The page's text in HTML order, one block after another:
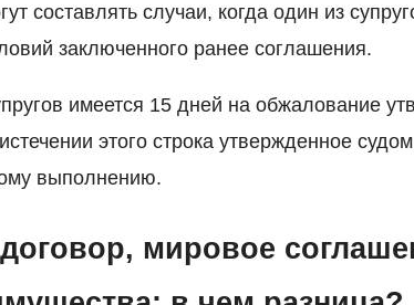
составлять случаи, когда один из
заключенного ранее соглашения.
имеется 15 дней на обжалование
этого строка утвержденное
выполнению.
мировое